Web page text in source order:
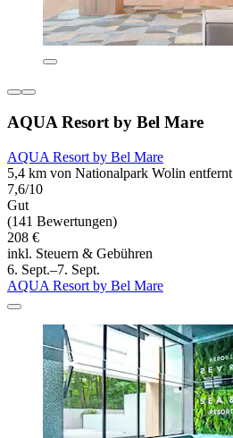
AQUA Resort by Bel Mare
AQUA Resort by Bel Mare
5,4 km von Nationalpark Wolin entfernt
7,6/10
Gut
(141 Bewertungen)
208 €
inkl. Steuern & Gebühren
6. Sept.–7. Sept.
AQUA Resort by Bel Mare